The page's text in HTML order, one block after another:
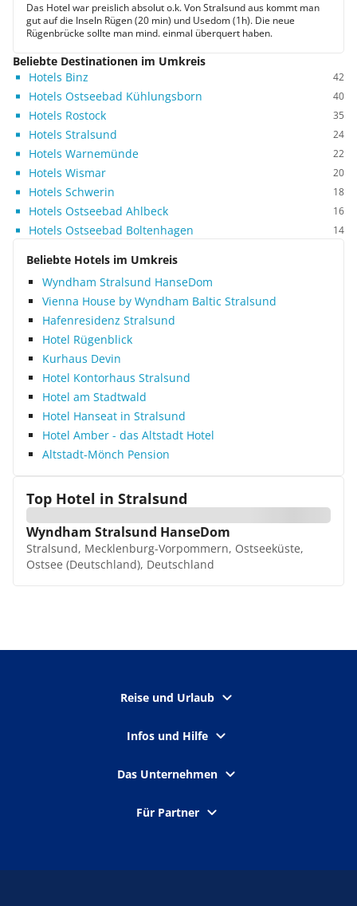
Das Hotel war preislich absolut o.k. Von Stralsund aus kommt man
gut auf die Inseln Rügen (20 min) und Usedom (1h). Die neue
Rügenbrücke sollte man mind. einmal überquert haben.
Beliebte Destinationen im Umkreis
Hotels Binz
42
Hotels Ostseebad Kühlungsborn 40
Hotels Rostock 35
Hotels Stralsund 24
Hotels Warnemünde 22
Hotels Wismar 20
Hotels Schwerin 18
Hotels Ostseebad Ahlbeck 16
Hotels Ostseebad Boltenhagen 14
Beliebte Hotels im Umkreis
Wyndham Stralsund HanseDom
Vienna House by Wyndham Baltic Stralsund
Hafenresidenz Stralsund
Hotel Rügenblick
Kurhaus Devin
Hotel Kontorhaus Stralsund
Hotel am Stadtwald
Hotel Hanseat in Stralsund
Hotel Amber - das Altstadt Hotel
Altstadt-Mönch Pension
Top Hotel in Stralsund
Wyndham Stralsund HanseDom
Stralsund, Mecklenburg-Vorpommern, Ostseeküste,
Ostsee (Deutschland), Deutschland
Reise und Urlaub
Infos und Hilfe
Das Unternehmen
Für Partner